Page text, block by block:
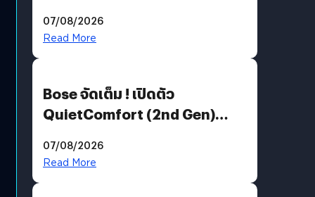
มีภาษาไทยด้วย
07/08/2026
Read More
Bose จัดเต็ม ! เปิดตัว
QuietComfort (2nd Gen)
07/08/2026
Read More